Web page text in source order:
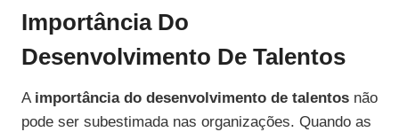
Importância Do
Desenvolvimento De Talentos
A importância do desenvolvimento de talentos não
pode ser subestimada nas organizações. Quando as